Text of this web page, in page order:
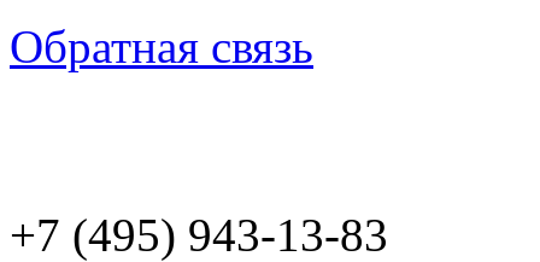
Обратная связь
+7 (495) 943-13-83